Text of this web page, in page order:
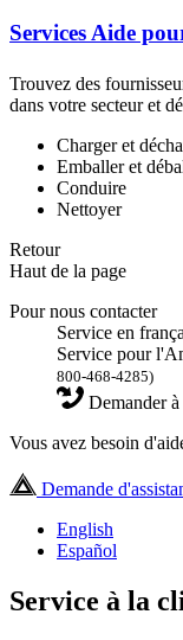
Services Aide
Trouvez des
dans votre secteur et
Charger et
Emballer et
Conduire
Nettoyer
Retour
Haut de la page
Pour nous contacter
Service en
Service pour
800-468-4285)
Demander
Vous avez besoin
Demande
English
Español
Service à la